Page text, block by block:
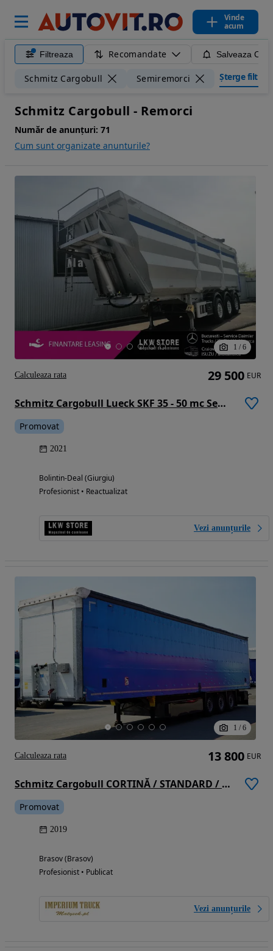
Vinde
acum
Filtreaza Recomandate Salveaza
Schmitz Cargobull Semiremorci Șterge filtrele
Schmitz Cargobull - Remorci
Număr de anunțuri: 71
Cum sunt organizate anunturile?
1 / 6
Schmitz Cargobull Lueck SKF 35 - 50 mc Semiremorca basculabila/ bena basculanta deseuri/fier/schrott, TOP!!!
Promovat
2021
Bolintin-Deal (Giurgiu)
Profesionist • Reactualizat
Vezi anunțurile
29 500 EUR
Calculeaza rata
1 / 6
Schmitz Cargobull CORTINĂ / STANDARD / TRANSPALET / SISTEM RSAB / AXĂ RIDICATĂ / AXE SCHMITZ / 2019 /
Promovat
2019
Brasov (Brasov)
Profesionist • Publicat
Vezi anunțurile
13 800 EUR
Calculeaza rata